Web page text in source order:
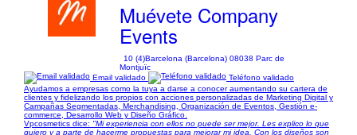
Muévete Company
Events
10 (4)Barcelona (Barcelona) 08038 Parc de
Montjuïc
Email validado
Teléfono validado
Ayudamos a empresas como la tuya a darse a conocer aumentando su cartera de
clientes y fidelizando los propios con acciones personalizadas de Marketing Digital y
Campañas Segmentadas, Merchandising, Organización de Eventos, Gestión e-
commerce, Desarrollo Web y Diseño Gráfico.
Vpcosmetics dice: "Mi experiencia con ellos no puede ser mejor. Les explico lo que
quiero y a parte de hacerme propuestas para mejorar mi idea. Con los diseños son